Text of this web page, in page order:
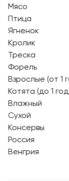
Мясо
Птица
Ягненок
Кролик
Треска
Форель
Взрослые (от 1
Котята (до 1
Влажный
Сухой
Консервы
Россия
Венгрия